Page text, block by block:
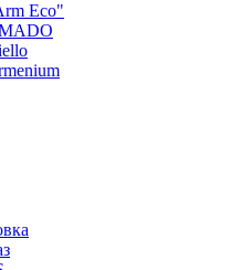
Eco"